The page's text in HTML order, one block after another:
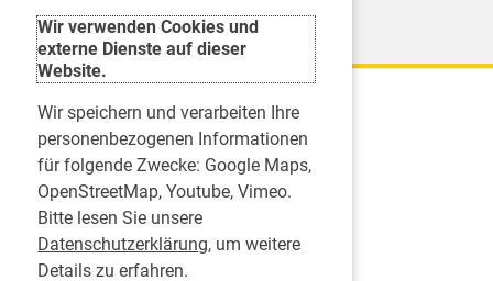
Wir verwenden Cookies und
externe Dienste auf dieser
Website.
Wir speichern und verarbeiten Ihre
personenbezogenen Informationen
für folgende Zwecke: Google Maps,
OpenStreetMap, Youtube, Vimeo.
Bitte lesen Sie unsere
Datenschutzerklärung, um weitere
Details zu erfahren.
Karriere
Inserate
Praktikum in einer Zahnarztpraxis
Jobs im Zahnärztehaus
Presse